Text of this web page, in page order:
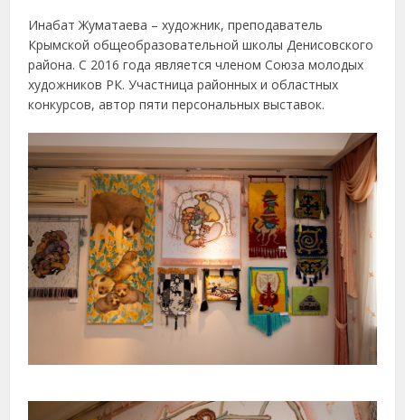
Инабат Жуматаева – художник, преподаватель
Крымской общеобразовательной школы Денисовского
района. С 2016 года является членом Союза молодых
художников РК. Участница районных и областных
конкурсов, автор пяти персональных выставок.